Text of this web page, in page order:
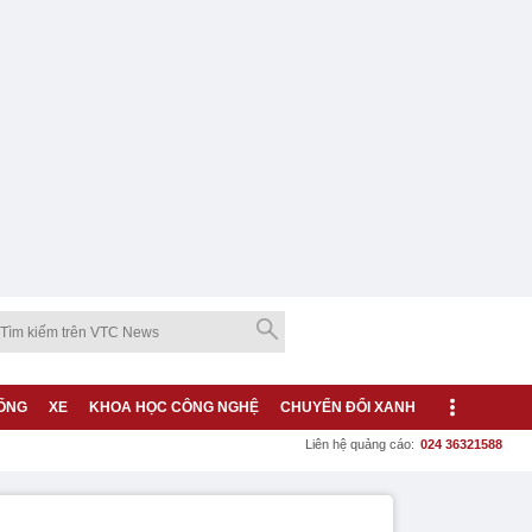
XE KHOA HỌC CÔNG NGHỆ CHUYỂN ĐỔI XANH
Liên hệ quảng cáo: 024 36321588